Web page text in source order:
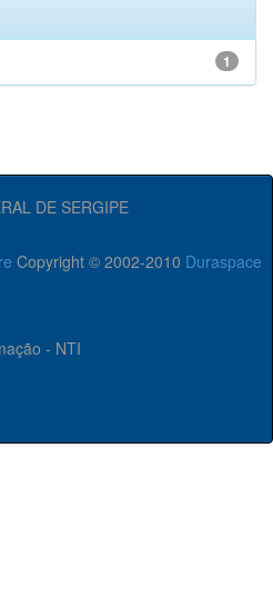
1
DE SERGIPE
Copyright © 2002-2010 Duraspace
- NTI